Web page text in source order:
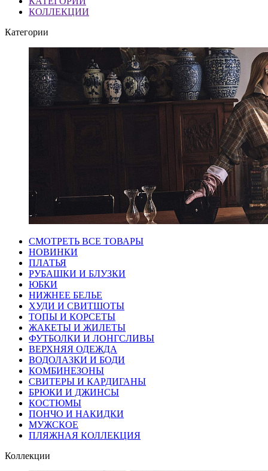
КОЛЛЕКЦИИ
Категории
СМОТРЕТЬ ВСЕ ТОВАРЫ
НОВИНКИ
ПЛАТЬЯ
РУБАШКИ И БЛУЗКИ
ЮБКИ
НИЖНЕЕ БЕЛЬЕ
ХУДИ И СВИТШОТЫ
ТОПЫ И КОРСЕТЫ
ЖАКЕТЫ И ЖИЛЕТЫ
ФУТБОЛКИ И ЛОНГСЛИВЫ
ВЕРХНЯЯ ОДЕЖДА
ВОДОЛАЗКИ И БОДИ
КОМБИНЕЗОНЫ
СВИТЕРЫ И КАРДИГАНЫ
БРЮКИ И ДЖИНСЫ
КОСТЮМЫ
ПОНЧО И НАКИДКИ
МУЖСКОЕ
ПЛЯЖНАЯ КОЛЛЕКЦИЯ
Коллекции